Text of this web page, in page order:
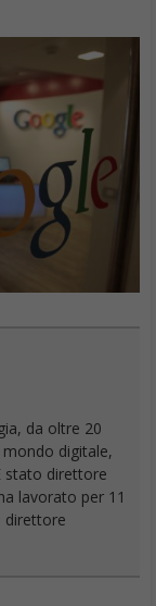
da oltre 20
digitale,
stato direttore
lavorato per 11
direttore